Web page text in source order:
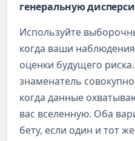
генеральную
Используйте
когда ваши
оценки будущего
знаменатель
когда данные
вас вселенную. Оба
бету, если один и тот